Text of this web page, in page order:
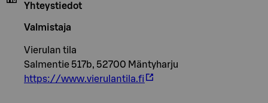
Yhteystiedot
Valmistaja
Vierulan tila
Salmentie 517b, 52700 Mäntyharju
https://www.vierulantila.fi